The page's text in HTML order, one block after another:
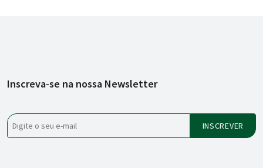
Inscreva-se na nossa Newsletter